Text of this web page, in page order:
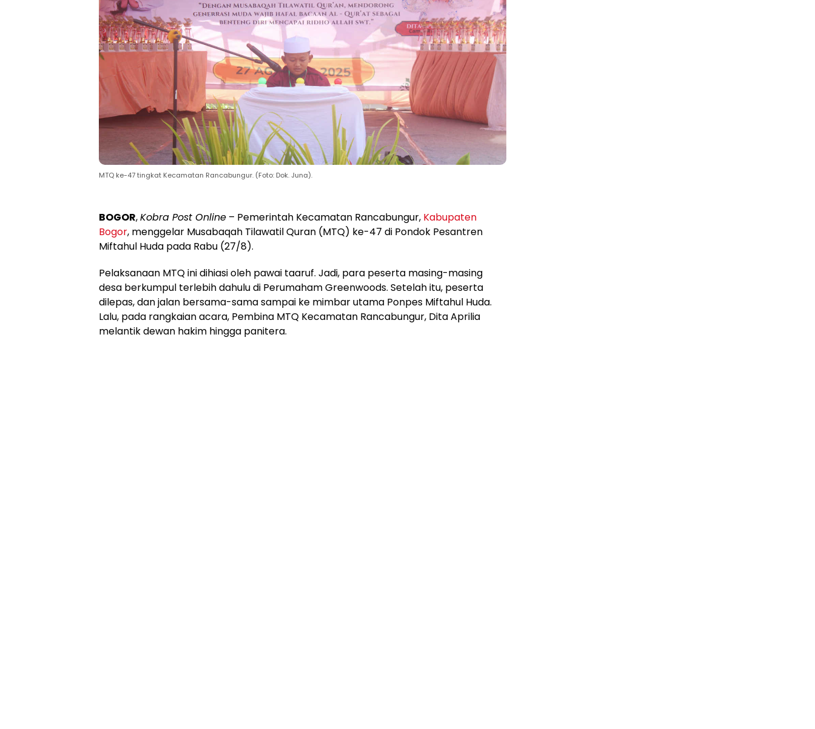
MTQ ke-47 tingkat Kecamatan Rancabungur. (Foto: Dok. Juna).
BOGOR,Kobra Post Online – Pemerintah Kecamatan Rancabungur, Kabupaten
Bogor, menggelar Musabaqah Tilawatil Quran (MTQ) ke-47 di Pondok Pesantren
Miftahul Huda pada Rabu (27/8).
Pelaksanaan MTQ ini dihiasi oleh pawai taaruf. Jadi, para peserta masing-masing
desa berkumpul terlebih dahulu di Perumaham Greenwoods. Setelah itu, peserta
dilepas, dan jalan bersama-sama sampai ke mimbar utama Ponpes Miftahul Huda.
Lalu, pada rangkaian acara, Pembina MTQ Kecamatan Rancabungur, Dita Aprilia
melantik dewan hakim hingga panitera.